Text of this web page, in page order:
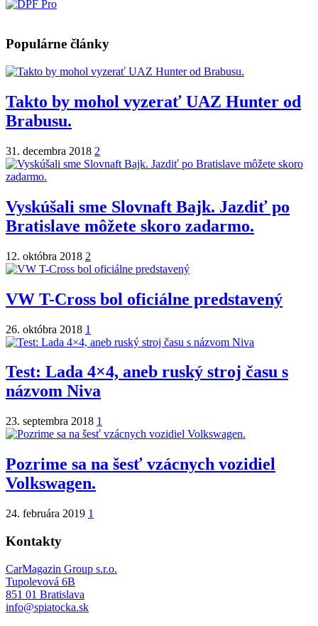
Populárne články
Takto by mohol vyzerať UAZ Hunter od
Brabusu.
31. decembra 2018 2
Vyskúšali sme Slovnaft Bajk. Jazdiť po
Bratislave môžete skoro zadarmo.
12. októbra 2018 2
VW T-Cross bol oficiálne predstavený
26. októbra 2018 1
Test: Lada 4×4, aneb ruský stroj času s
názvom Niva
23. septembra 2018 1
Pozrime sa na šesť vzácnych vozidiel
Volkswagen.
24. februára 2019 1
Kontakty
CarMagazin Group s.r.o.
Tupolevová 6B
851 01 Bratislava
info@spiatocka.sk